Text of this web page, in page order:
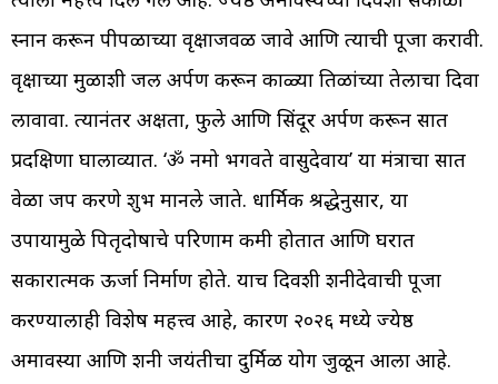
स्नान करून पीपळाच्या वृक्षाजवळ जावे आणि त्याची पूजा करावी.
वृक्षाच्या मुळाशी जल अर्पण करून काळ्या तिळांच्या तेलाचा दिवा
लावावा. त्यानंतर अक्षता, फुले आणि सिंदूर अर्पण करून सात
प्रदक्षिणा घालाव्यात. ‘ॐ नमो भगवते वासुदेवाय’ या मंत्राचा सात
वेळा जप करणे शुभ मानले जाते. धार्मिक श्रद्धेनुसार, या
उपायामुळे पितृदोषाचे परिणाम कमी होतात आणि घरात
सकारात्मक ऊर्जा निर्माण होते. याच दिवशी शनीदेवाची पूजा
करण्यालाही विशेष महत्त्व आहे, कारण २०२६ मध्ये ज्येष्ठ
अमावस्या आणि शनी जयंतीचा दुर्मिळ योग जुळून आला आहे.